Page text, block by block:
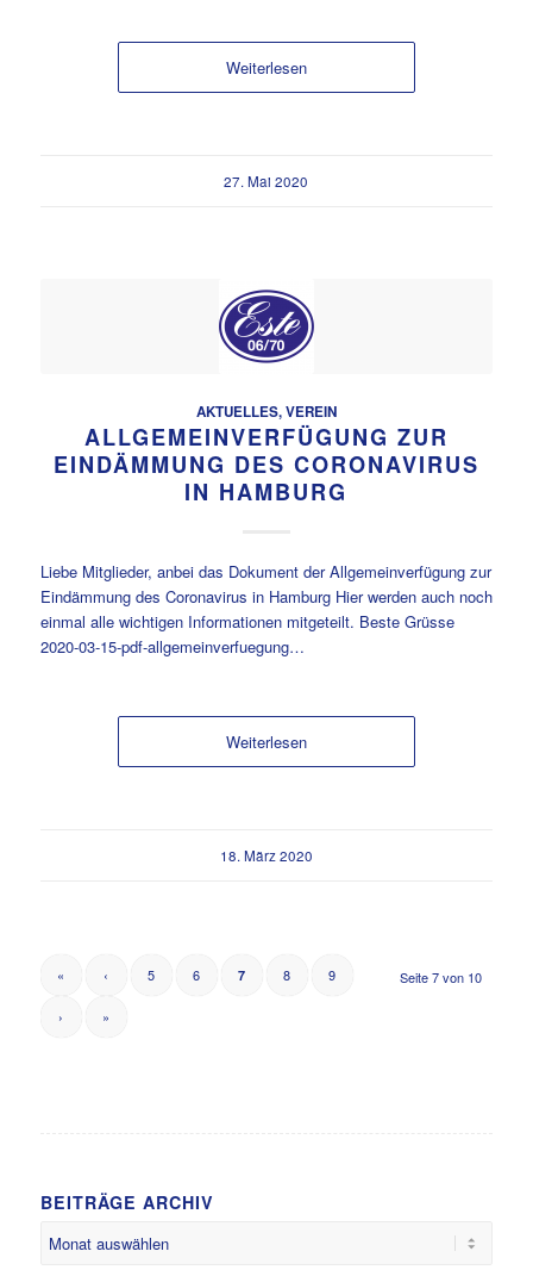
Weiterlesen
27. Mai 2020
AKTUELLES,VEREIN
ALLGEMEINVERFÜGUNG ZUR
EINDÄMMUNG DES CORONAVIRUS
IN HAMBURG
Liebe Mitglieder, anbei das Dokument der Allgemeinverfügung zur
Eindämmung des Coronavirus in Hamburg Hier werden auch noch
einmal alle wichtigen Informationen mitgeteilt. Beste Grüsse
2020-03-15-pdf-allgemeinverfuegung…
Weiterlesen
18. März 2020
Seite 7 von 10
« ‹ 5 6 7 8 9
› »
BEITRÄGE ARCHIV